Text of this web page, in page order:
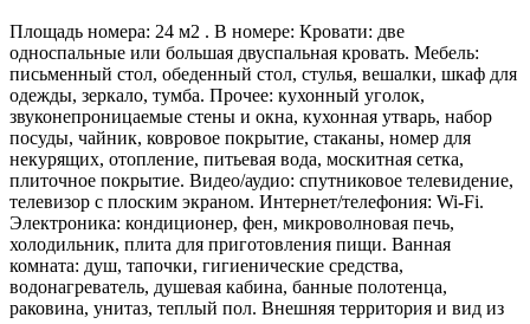
Площадь номера: 24 м2 . В номере: Кровати: две
односпальные или большая двуспальная кровать. Мебель:
письменный стол, обеденный стол, стулья, вешалки, шкаф для
одежды, зеркало, тумба. Прочее: кухонный уголок,
звуконепроницаемые стены и окна, кухонная утварь, набор
посуды, чайник, ковровое покрытие, стаканы, номер для
некурящих, отопление, питьевая вода, москитная сетка,
плиточное покрытие. Видео/аудио: спутниковое телевидение,
телевизор с плоским экраном. Интернет/телефония: Wi-Fi.
Электроника: кондиционер, фен, микроволновая печь,
холодильник, плита для приготовления пищи. Ванная
комната: душ, тапочки, гигиенические средства,
водонагреватель, душевая кабина, банные полотенца,
раковина, унитаз, теплый пол. Внешняя территория и вид из